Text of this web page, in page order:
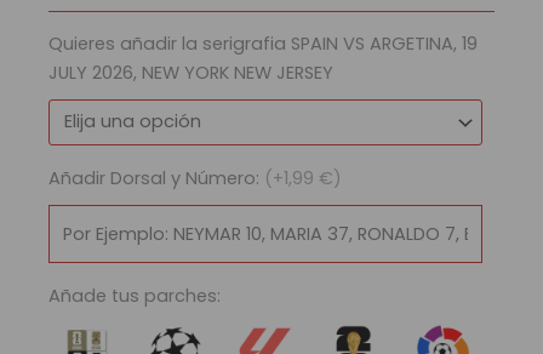
Quieres añadir la serigrafia SPAIN VS ARGETINA, 19
JULY 2026, NEW YORK NEW JERSEY
Añadir Dorsal y Número: (+1,99 €)
Añade tus parches:
2026
|
Local
cantidad